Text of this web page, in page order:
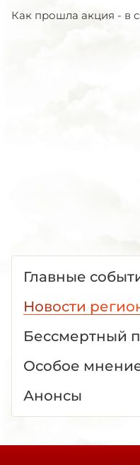
Как прошла акция - в
Главные
Новости
Бессмертный
Особое
Анонсы